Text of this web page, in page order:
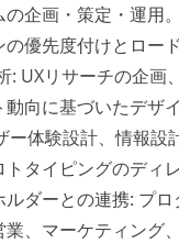
企画・策定・運用
優先度付けとロー
: UXリサーチの企画
向に基づいたデザ
ー体験設計、情報設
タイピングのディレ
ルダーとの連携: プ
、マーケティング